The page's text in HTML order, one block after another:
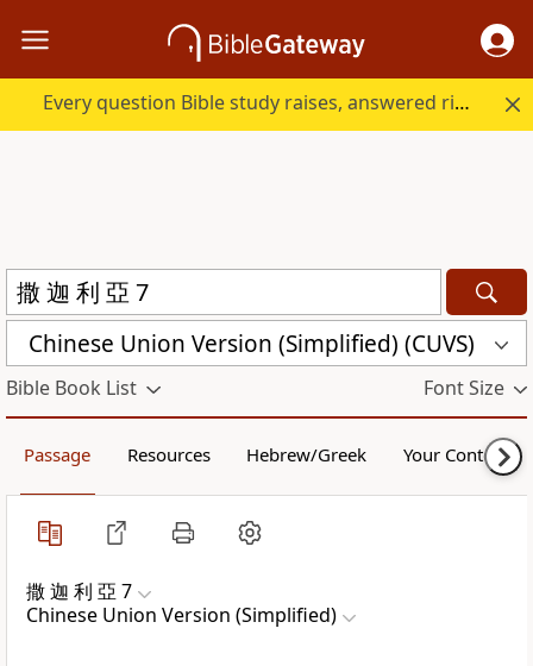
Every question Bible study raises, answered right here.
Chinese Union Version (Simplified) (CUVS)
Bible Book List Font Size
Passage Resources Hebrew/Greek Your Content
撒 迦 利 亞 7
Chinese Union Version (Simplified)